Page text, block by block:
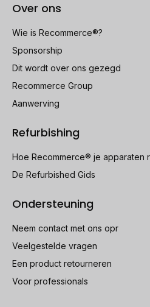
Over ons
Wie is Recommerce®?
Sponsorship
Dit wordt over ons gezegd
Recommerce Group
Aanwerving
Refurbishing
Hoe Recommerce® je apparaten
De Refurbished Gids
Ondersteuning
Neem contact met ons opr
Veelgestelde vragen
Een product retourneren
Voor professionals